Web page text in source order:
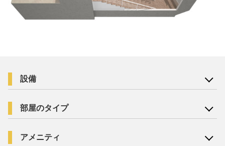
設備
部屋のタイプ
アメニティ